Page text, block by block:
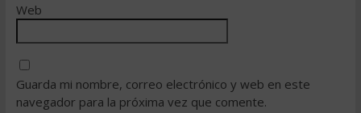
Web
Guarda mi nombre, correo electrónico y web en este
navegador para la próxima vez que comente.